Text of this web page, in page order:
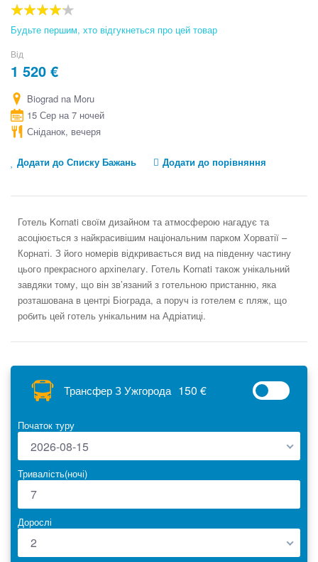
80
% of
Будьте першим, хто відгукнеться про цей товар
Від
1 520 €
Biograd na Moru
15 Сер на 7 ночей
Сніданок, вечеря
Додати до Списку Бажань Додати до порівняння
Готель Kornati своїм дизайном та атмосферою нагадує та
асоціюється з найкрасивішим національним парком Хорватії –
Корнаті. З його номерів відкривається вид на південну частину
цього прекрасного архіпелагу. Готель Kornati також унікальний
завдяки тому, що він зв’язаний з готельною пристанню, яка
розташована в центрі Біограда, а поруч із готелем є пляж, що
робить цей готель унікальним на Адріатиці.
beginning
images
gallery
Трансфер З Ужгорода 150 €
Початок туру
2026-08-15
Тривалість(ночі)
Дорослі
2